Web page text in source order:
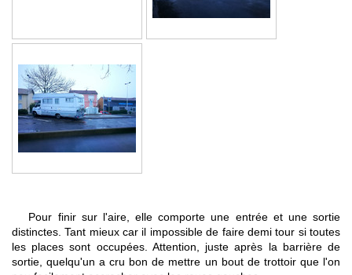
Pour finir sur l'aire, elle comporte une entrée et une sortie
distinctes. Tant mieux car il impossible de faire demi tour si toutes
les places sont occupées. Attention, juste après la barrière de
sortie, quelqu'un a cru bon de mettre un bout de trottoir que l'on